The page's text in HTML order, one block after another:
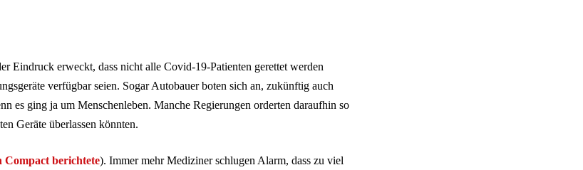
Eindruck erweckt, dass nicht alle Covid-19-Patienten gerettet werden
verfügbar seien. Sogar Autobauer boten sich an, zukünftig auch
es ging ja um Menschenleben. Manche Regierungen orderten daraufhin so
Geräte überlassen könnten.
Compact berichtete). Immer mehr Mediziner schlugen Alarm, dass zu viel